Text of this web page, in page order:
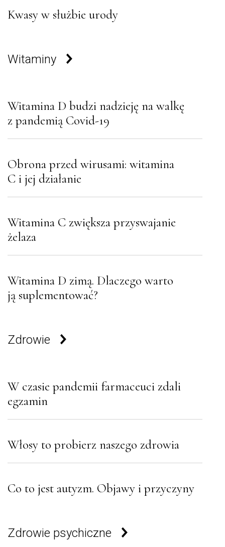
Kwasy w służbie urody
Witaminy
Witamina D budzi nadzieję na walkę
z pandemią Covid-19
Obrona przed wirusami: witamina
C i jej działanie
Witamina C zwiększa przyswajanie
żelaza
Witamina D zimą. Dlaczego warto
ją suplementować?
Zdrowie
W czasie pandemii farmaceuci zdali
egzamin
Włosy to probierz naszego zdrowia
Co to jest autyzm. Objawy i przyczyny
Zdrowie psychiczne